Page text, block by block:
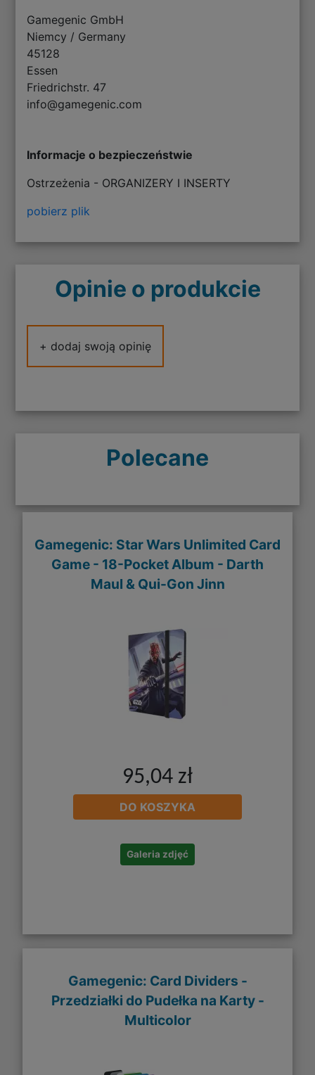
Gamegenic GmbH
Niemcy / Germany
45128
Essen
Friedrichstr. 47
info@gamegenic.com
Informacje o bezpieczeństwie
Ostrzeżenia - ORGANIZERY I INSERTY
pobierz plik
Opinie o produkcie
+ dodaj swoją opinię
Polecane
Gamegenic: Star Wars Unlimited Card
Game - 18-Pocket Album - Darth
Maul & Qui-Gon Jinn
95,04 zł
DO KOSZYKA
Galeria zdjęć
Gamegenic: Card Dividers -
Przedziałki do Pudełka na Karty -
Multicolor